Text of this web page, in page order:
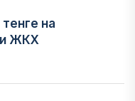
на
и ЖКХ